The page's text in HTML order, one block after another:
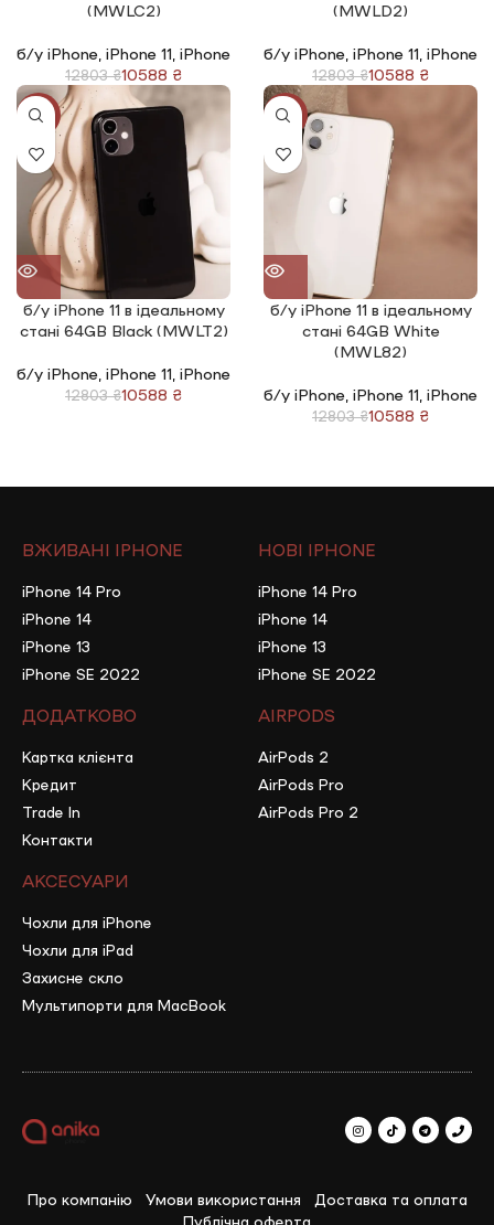
(MWLC2)
б/у iPhone iPhone 11 iPhone
12803₴10588 ₴
(MWLD2)
б/у iPhone iPhone 11 iPhone
12803₴10588 ₴
-17%
б/у iPhone 11 в ідеальному
стані 64GB Black (MWLT2)
б/у iPhone iPhone 11 iPhone
12803₴10588 ₴
-17%
б/у iPhone 11 в ідеальному
стані 64GB White
(MWL82)
б/у iPhone iPhone 11 iPhone
12803₴10588 ₴
ВЖИВАНІ IPHONE
iPhone 14 Pro
iPhone 14
iPhone 13
iPhone SE 2022
НОВІ IPHONE
iPhone 14 Pro
iPhone 14
iPhone 13
iPhone SE 2022
ДОДАТКОВО
Картка клієнта
Кредит
Trade In
Контакти
AIRPODS
AirPods 2
AirPods Pro
AirPods Pro 2
АКСЕСУАРИ
Чохли для iPhone
Чохли для iPad
Захисне скло
Мультипорти для MacBook
Про компанію Умови використання
Доставка та оплата
Публічна оферта